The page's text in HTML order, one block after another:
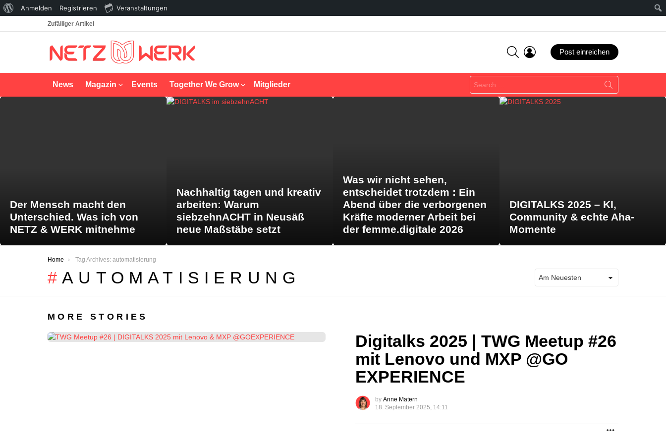
Zufälliger Artikel
SEARCHLOGIN
Post einreichen
News Magazin Events Together We Grow Mitglieder
Search
for:
Der Mensch macht den
Unterschied. Was ich von
NETZ & WERK mitnehme
Nachhaltig tagen und kreativ
arbeiten: Warum
siebzehnACHT in Neusäß
neue Maßstäbe setzt
Was wir nicht sehen,
entscheidet trotzdem : Ein
Abend über die verborgenen
Kräfte moderner Arbeit bei
der femme.digitale 2026
DIGITALKS 2025 – KI,
Community & echte Aha-
Momente
You are here:
Home Tag Archives: automatisierung
AUTOMATISIERUNG
MORE STORIES
Digitalks 2025 | TWG Meetup #26
mit Lenovo und MXP @GO
EXPERIENCE
by Anne Matern
18. September 2025, 14:11
Über
Anmelden Registrieren Veranstaltungen